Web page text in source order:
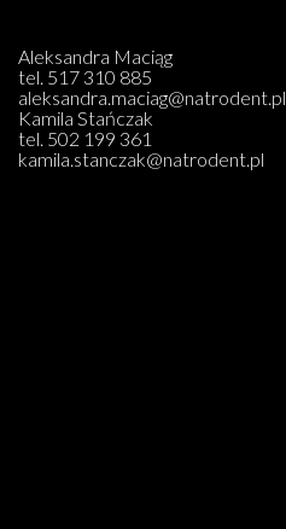
Aleksandra Maciąg
tel. 517 310 885
aleksandra.maciag@natrodent.pl
Kamila Stańczak
tel. 502 199 361
kamila.stanczak@natrodent.pl